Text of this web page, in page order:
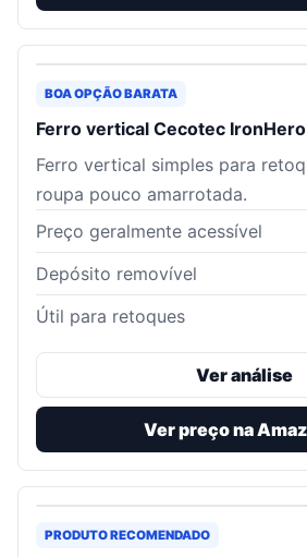
BOA OPÇÃO BARATA
Ferro vertical Cecotec
Ferro vertical simples para
roupa pouco amarrotada.
Preço geralmente acessível
Depósito removível
Útil para retoques
Ver análise
Ver preço na
PRODUTO RECOMENDADO